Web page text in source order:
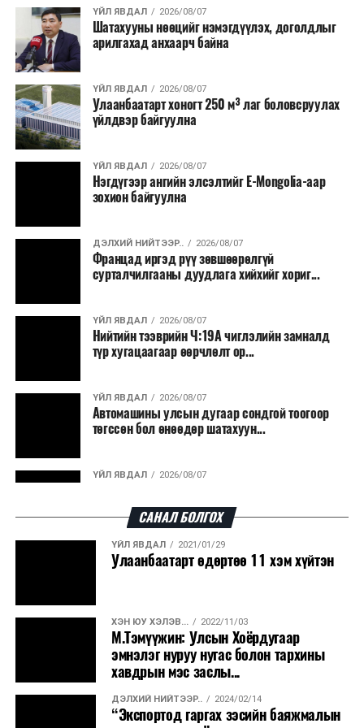
хэлбэрээр хэрэгжүүлэхээр тусгажээ.
Лаг хатаах, шатаах технологи нь бохир ус цэвэрлэх
байгууламжаас гардаг лагийг байгаль орчинд аюулгүй
аргаар боловсруулж, эзлэхүүнийг эрс бууруулах
зориулалттай. Лагийг өндөр температурт шатааснаар
эзлэхүүн нь 90 хүртэл хувиар буурч, бактери, вирус
болон бусад өвчин үүсгэгч бичил биетнийг устгах
боломжтой.
Түүнчлэн шаталтын явцад үүсэх дулааныг цахилгаан
болдог. Зарим технологийн хувьд шаталтын дараа
үлдэх үнснээс фосфор зэрэг ашигт эрдсийг сэргээн
авах боломжтой аж.
Япон, Герман, Швейцар, Нидерланд, Өмнөд Солонгос
зэрэг улс лаг хатаах, шатаах технологийг ашиглаж
байна. Тухайлбал, Германд лаг шатаах үйлдвэрээс
ашигладаг бол Нидерландад төвлөрсөн лаг
боловсруулах үйлдвэрүүдээр дулаан, цахилгаан
эрчим хүч үйлдвэрлэдэг.
Ийнхүү лаг хатаах, шатаах технологийг лагийн
үйлдвэрлэх, нөөцийг дахин ашиглах чиглэлээр олон
улсад өргөн ашиглаж байна.
ҮЙЛ ЯВДАЛ 2026/08/07
Шатахууны нөөцийг нэмэгдүүлэх, доголдлыг
арилгахад анхаарч байна
ҮЙЛ ЯВДАЛ 2026/08/07
Улаанбаатарт хоногт 250 м³ лаг боловсруулах
үйлдвэр байгуулна
ҮЙЛ ЯВДАЛ 2026/08/07
Нэгдүгээр ангийн элсэлтийг E-Mongolia-аар
зохион байгуулна
ДЭЛХИЙ НИЙТЭЭР.. 2026/08/07
Францад иргэд рүү зөвшөөрөлгүй
сурталчилгааны дуудлага хийхийг хориг...
ҮЙЛ ЯВДАЛ 2026/08/07
Нийтийн тээврийн Ч:19А чиглэлийн замналд
түр хугацаагаар өөрчлөлт ор...
ҮЙЛ ЯВДАЛ 2026/08/07
Автомашины улсын дугаар сондгой тоогоор
төгссөн бол өнөөдөр шатахуун...
ҮЙЛ ЯВДАЛ 2026/08/07
ДЭЛХИЙ НИЙТЭЭР..
“Уралдронзавод” компанийн ерөнхий
ҮЙЛ ЯВДАЛ 2026/08/06
Сүхбаатар боомтоор тав хоногт 10 мянга гаруй
тонн АИ-92 автобензин и...
ДЭЛХИЙ НИЙТЭЭР..
Вашингтон мужийн ой хээрийн түймрийг
САНАЛ БОЛГОХ
ҮЙЛ ЯВДАЛ 2021/01/29
Улаанбаатарт өдөртөө 11 хэм хүйтэн
ХЭН ЮУ ХЭЛЭВ... 2022/11/03
М.Тэмүүжин: Улсын Хоёрдугаар
эмнэлэг нуруу нугас болон тархины
хавдрын мэс заслы...
ДЭЛХИЙ НИЙТЭЭР.. 2024/02/14
“Экспортод гаргах зэсийн баяжмалын